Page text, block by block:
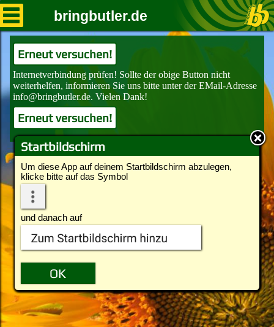
Startbildschirm
Um diese App auf deinem Startbildschirm abzulegen,
klicke bitte auf das Symbol
und danach auf
bringbutler.de
Erneut versuchen!
Erneut versuchen!